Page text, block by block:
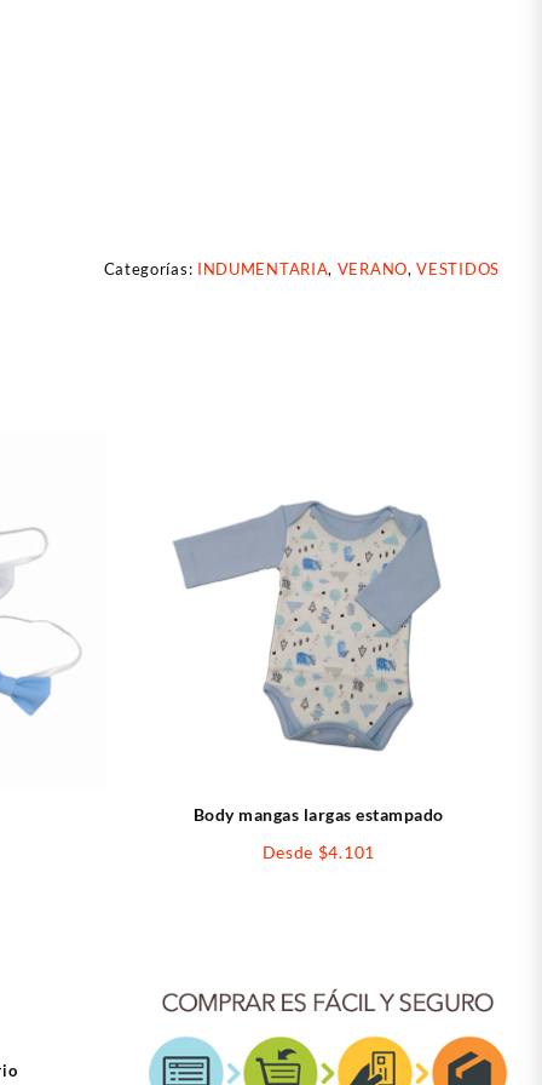
Categorías: INDUMENTARIA, VERANO,VESTIDOS
Body mangas largas estampado
Desde $4.101